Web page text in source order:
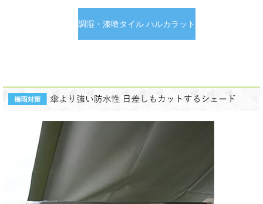
調湿・漆喰タイル ハルカラット